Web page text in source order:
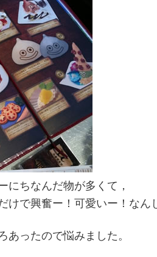
にちなんだ物が多くて，
けで興奮ー！可愛いー！なん
あったので悩みました。